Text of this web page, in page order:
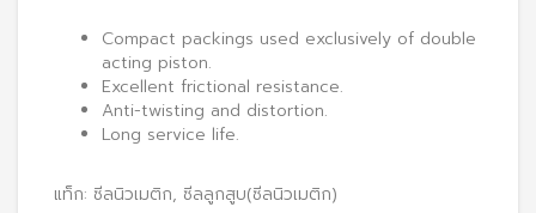
Compact packings used exclusively of double
acting piston.
Excellent frictional resistance.
Anti-twisting and distortion.
Long service life.
แท็ก: ซีลนิวเมติก, ซีลลูกสูบ(ซีลนิวเมติก)